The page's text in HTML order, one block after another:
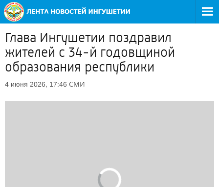
Глава Ингушетии поздравил
жителей с 34-й годовщиной
образования республики
4 июня 2026, 17:46 СМИ